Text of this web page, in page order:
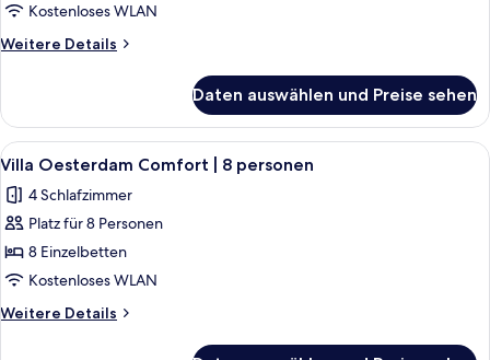
6
personen
Kostenloses WLAN
Weitere Details
Weitere
Oesterdam
6
Daten auswählen und Preise sehen
Alle
Fotos
für
Villa
Oesterdam
Comfort
|
8
Ein modernes Haus mit einer
6
Villa Oesterdam Comfort | 8 personen
4 Schlafzimmer
Platz für 8 Personen
8 Einzelbetten
Kostenloses WLAN
Weitere Details
Weitere